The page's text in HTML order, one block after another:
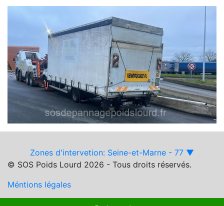
Zones d'intervetion: Seine-et-Marne - 77 ▼
© SOS Poids Lourd 2026 - Tous droits réservés.
Méntions légales